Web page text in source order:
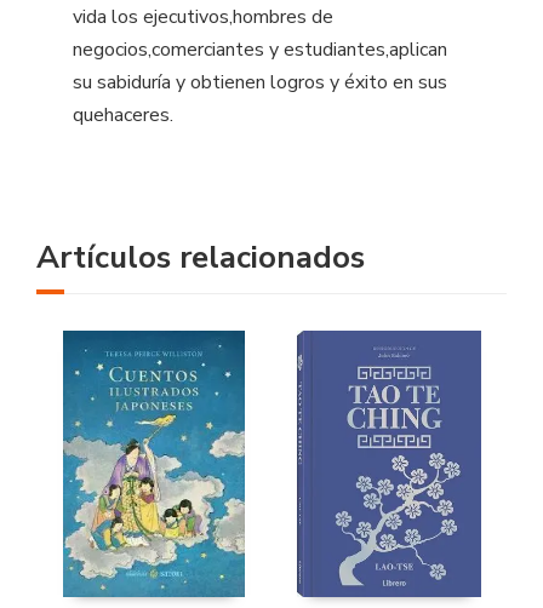
vida los ejecutivos,hombres de
negocios,comerciantes y estudiantes,aplican
su sabiduría y obtienen logros y éxito en sus
quehaceres.
Artículos relacionados